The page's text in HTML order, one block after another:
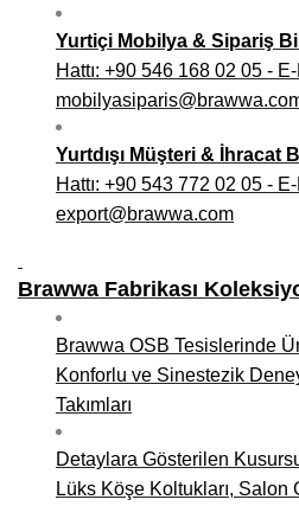
Yurtiçi Mobilya & Sipariş
Hattı: +90 546 168 02 05 -
Yurtdışı Müşteri & İhracat
Hattı: +90 543 772 02 05 -
export@brawwa.com
Brawwa Fabrikası
Brawwa OSB Tesislerinde
Konforlu ve Sinestezik
Takımları
Detaylara Gösterilen
Lüks Köşe Koltukları, Salon